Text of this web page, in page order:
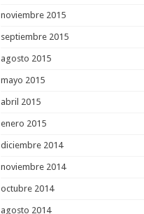
noviembre 2015
septiembre 2015
agosto 2015
mayo 2015
abril 2015
enero 2015
diciembre 2014
noviembre 2014
octubre 2014
agosto 2014